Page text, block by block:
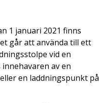
1 januari 2021 finns
går att använda till ett
vid en
av en
en laddningspunkt på